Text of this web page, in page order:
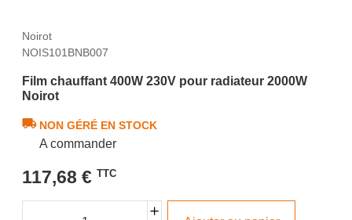
Noirot
NOIS101BNB007
Film chauffant 400W 230V pour radiateur 2000W
Noirot
NON GÉRÉ EN STOCK
A commander
117,68 € TTC